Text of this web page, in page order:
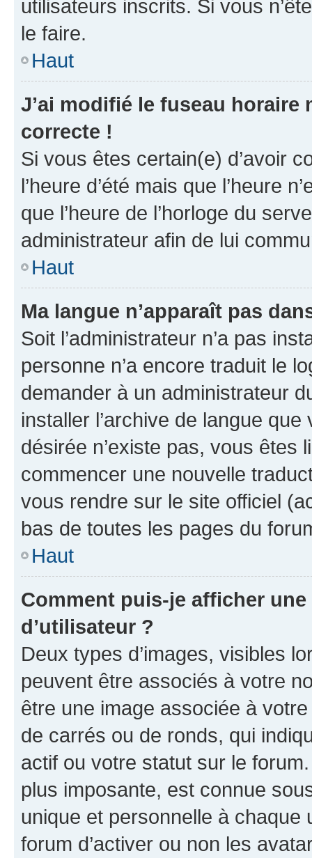
utilisateurs inscrits. Si vous
le faire.
Haut
J’ai modifié le fuseau horaire
correcte !
Si vous êtes certain(e) d’avoir
l’heure d’été mais que l’heure
que l’heure de l’horloge du
administrateur afin de lui
Haut
Ma langue n’apparaît pas
Soit l’administrateur n’a pas
personne n’a encore traduit le
demander à un administrateur
installer l’archive de langue
désirée n’existe pas, vous êtes
commencer une nouvelle
vous rendre sur le site officiel
bas de toutes les pages du
Haut
Comment puis-je afficher
d’utilisateur ?
Deux types d’images, visibles
peuvent être associés à votre
être une image associée à
de carrés ou de ronds, qui
actif ou votre statut sur le
plus imposante, est connue
unique et personnelle à chaque
forum d’activer ou non les